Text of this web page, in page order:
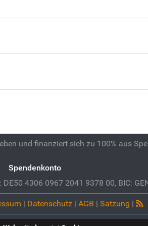
und finanziert sich zu 100% aus
Spendenkonto
4306 0967 2041 9378 00, BIC:
| Datenschutz| AGB | Satzung |